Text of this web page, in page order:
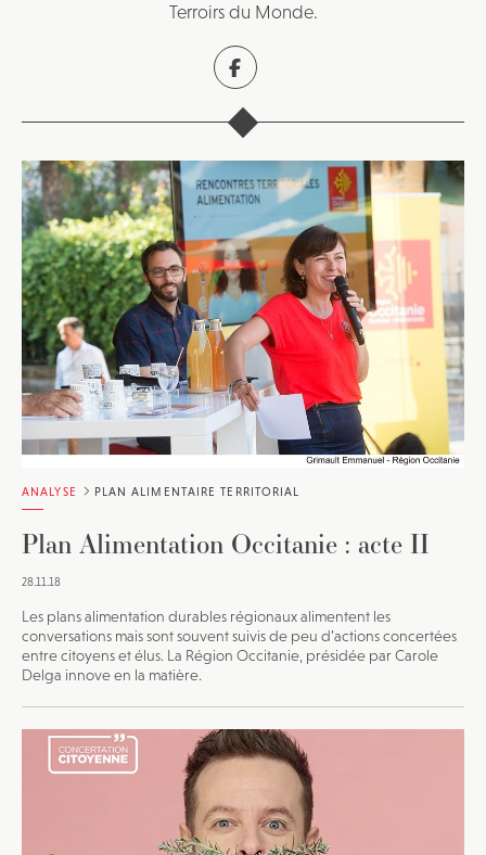
Terroirs du Monde.
ANALYSE PLAN ALIMENTAIRE TERRITORIAL
Plan Alimentation Occitanie : acte II
28.11.18
Les plans alimentation durables régionaux alimentent les
conversations mais sont souvent suivis de peu d’actions concertées
entre citoyens et élus. La Région Occitanie, présidée par Carole
Delga innove en la matière.